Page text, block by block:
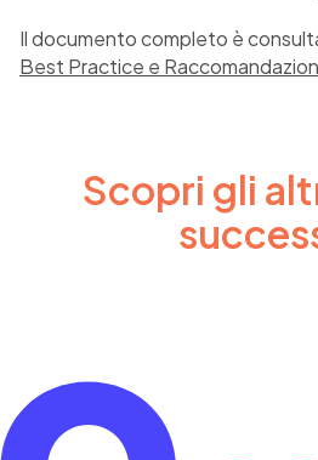
Il documento completo è
Best Practice e
Scopri gli
MaaS Olimpico